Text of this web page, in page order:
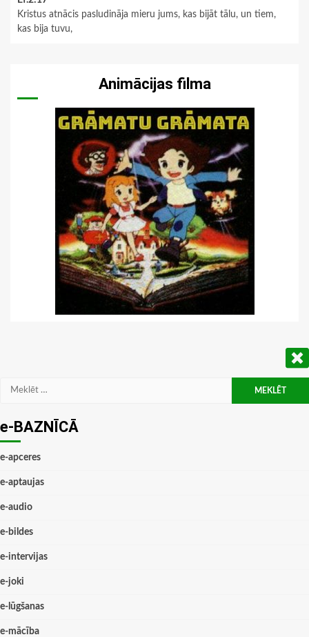
Kristus atnācis pasludināja mieru jums, kas bijāt tālu, un tiem,
kas bija tuvu,
Animācijas filma
Meklēt:
e-BAZNĪCĀ
e-apceres
e-aptaujas
e-audio
e-bildes
e-intervijas
e-joki
e-lūgšanas
e-mācība